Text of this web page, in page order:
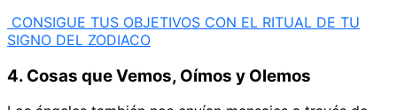
CONSIGUE TUS OBJETIVOS CON EL RITUAL DE TU
SIGNO DEL ZODIACO
4. Cosas que Vemos, Oímos y Olemos